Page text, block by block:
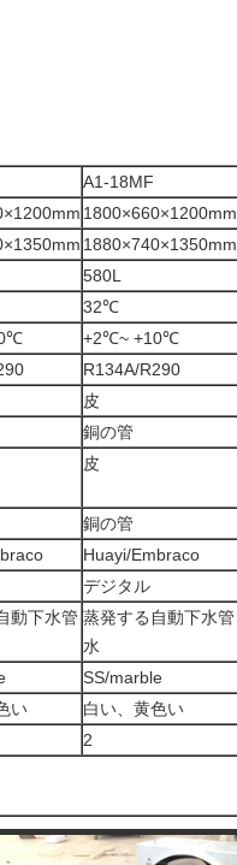
A1-18MF
1800×660×1200mm
1880×740×1350mm
580L
32℃
+2℃~ +10℃
R134A/R290
皮
銅の管
皮
銅の管
Huayi/Embraco
デジタル
動下水管 蒸発する自動下水管
水
SS/marble
い 白い、黄色い
2